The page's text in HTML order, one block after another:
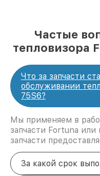
Частые
тепловизора
Что за запчасти
обслуживании
75S6?
Мы применяем в
запчасти Fortuna
запчасти
За какой срок